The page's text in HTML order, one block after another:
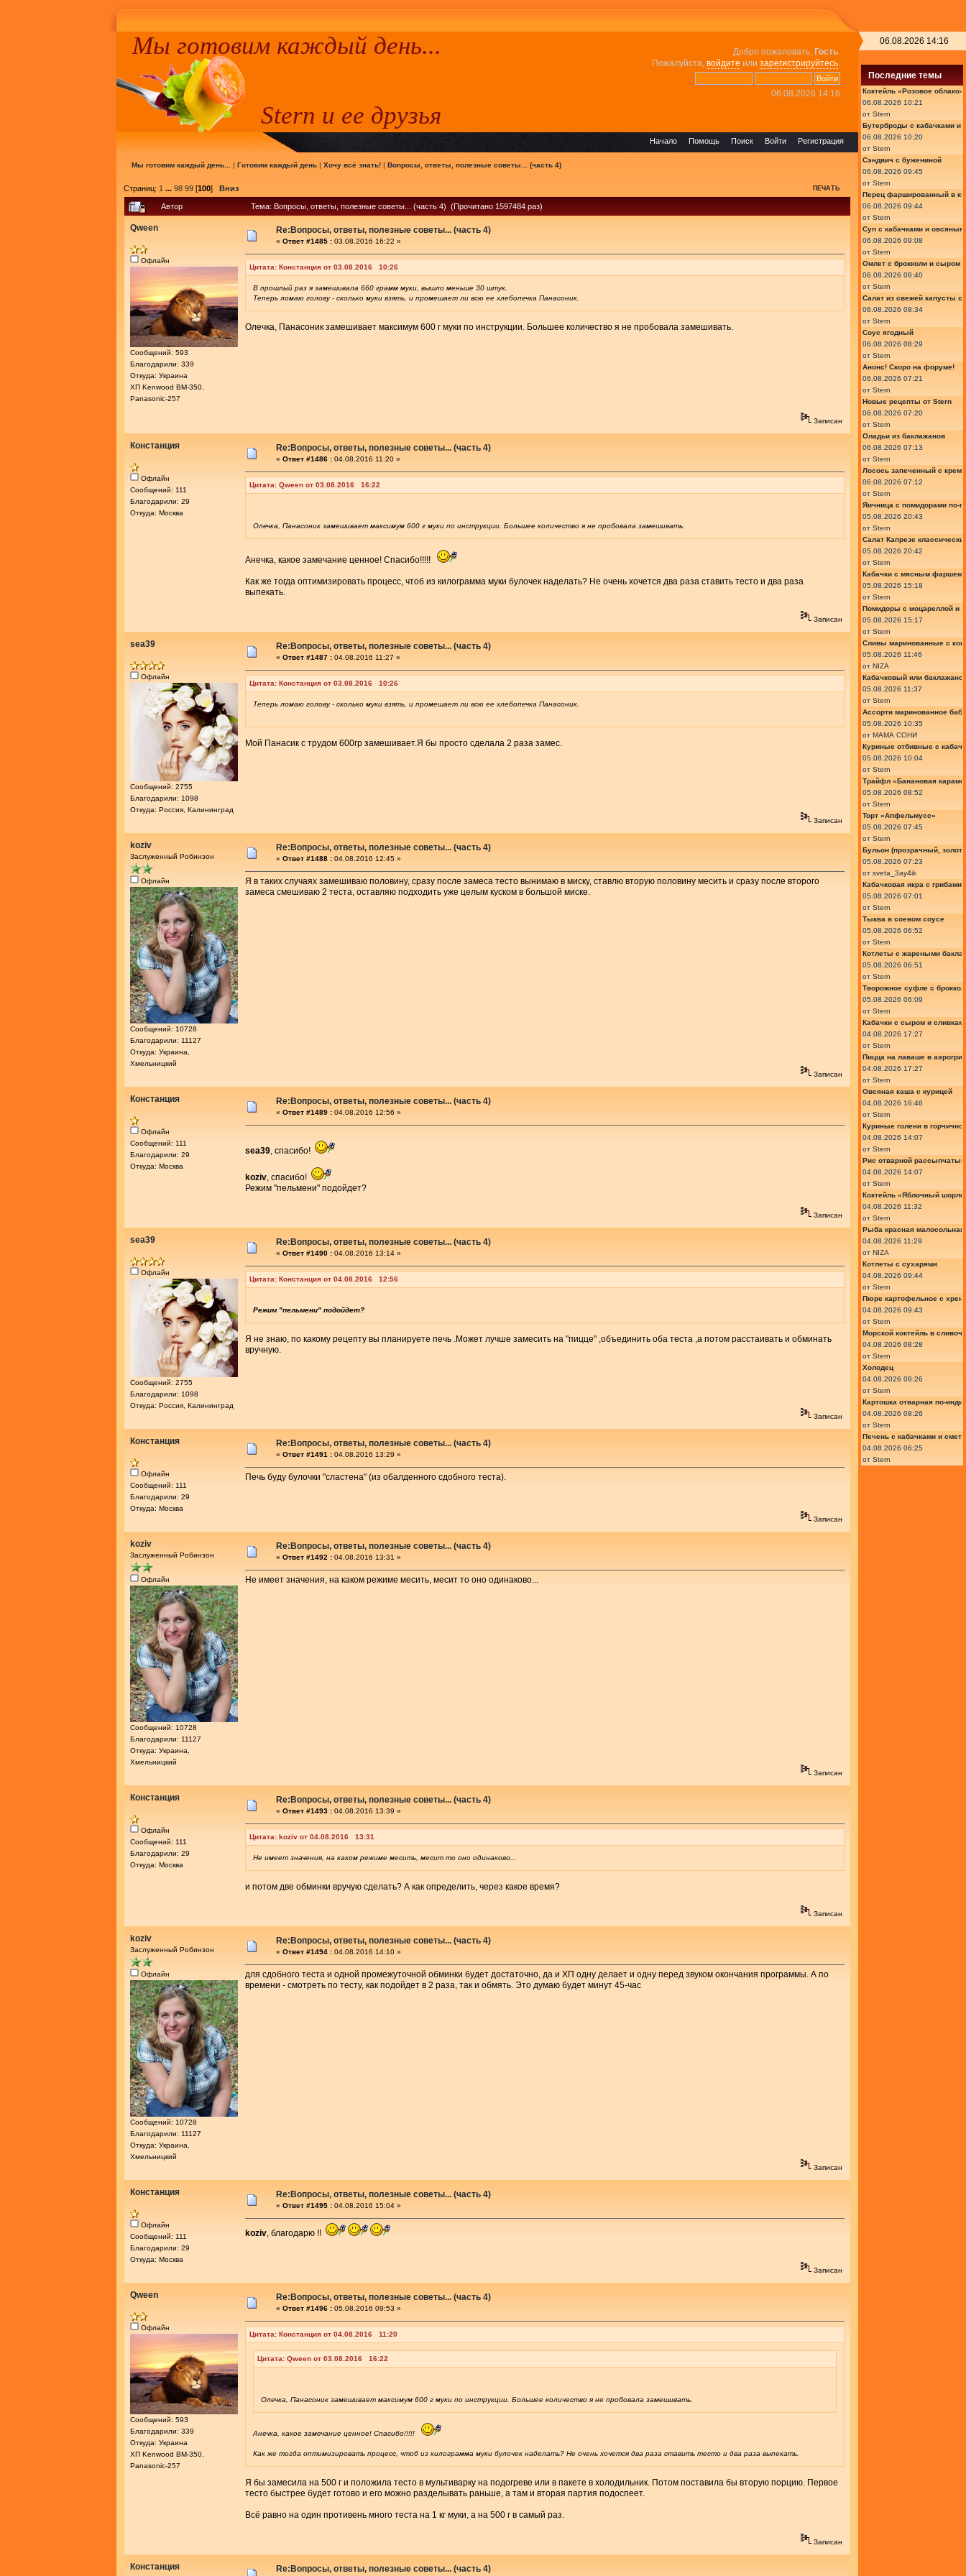
Добро пожаловать, Гость.
Пожалуйста, войдите или зарегистрируйтесь.
06.08.2026 14:16
Мы готовим каждый день...
Stern и ее друзья
Регистрация
Войти
Поиск
Помощь
Начало
Мы готовим каждый день... | Готовим каждый день| Хочу всё знать!| Вопросы, ответы, полезные советы... (часть 4)
Страниц: 1 ... 98 99 [100] Вниз ПЕЧАТЬ
Автор Тема: Вопросы, ответы, полезные советы... (часть 4) (Прочитано 1597484 раз)
Qween
Офлайн
Сообщений: 593
Благодарили: 339
Откуда: Украина
ХП Kenwood BM-350,
Panasonic-257
Re:Вопросы, ответы, полезные советы... (часть 4)
« Ответ #1485 : 03.08.2016 16:22 »
Цитата: Констанция от 03.08.2016 10:26
В прошлый раз я замешивала 660 грамм муки, вышло меньше 30 штук.
Теперь ломаю голову - сколько муки взять, и промешает ли всю ее хлебопечка Панасоник.
Олечка, Панасоник замешивает максимум 600 г муки по инструкции. Большее количество я не пробовала замешивать.
Записан
Констанция
Офлайн
Сообщений: 111
Благодарили: 29
Откуда: Москва
Re:Вопросы, ответы, полезные советы... (часть 4)
« Ответ #1486 : 04.08.2016 11:20 »
Цитата: Qween от 03.08.2016 16:22
Олечка, Панасоник замешивает максимум 600 г муки по инструкции. Большее количество я не пробовала замешивать.
Анечка, какое замечание ценное! Спасибо!!!!!
Как же тогда оптимизировать процесс, чтоб из килограмма муки булочек наделать? Не очень хочется два раза ставить тесто и два раза
выпекать.
Записан
sea39
Офлайн
Сообщений: 2755
Благодарили: 1098
Откуда: Россия, Калининград
Re:Вопросы, ответы, полезные советы... (часть 4)
« Ответ #1487 : 04.08.2016 11:27 »
Цитата: Констанция от 03.08.2016 10:26
Теперь ломаю голову - сколько муки взять, и промешает ли всю ее хлебопечка Панасоник.
Мой Панасик с трудом 600гр замешивает.Я бы просто сделала 2 раза замес.
Записан
koziv
Заслуженный Робинзон
Офлайн
Сообщений: 10728
Благодарили: 11127
Откуда: Украина,
Хмельницкий
Re:Вопросы, ответы, полезные советы... (часть 4)
« Ответ #1488 : 04.08.2016 12:45 »
Я в таких случаях замешиваю половину, сразу после замеса тесто вынимаю в миску, ставлю вторую половину месить и сразу после второго
замеса смешиваю 2 теста, оставляю подходить уже целым куском в большой миске.
Записан
Констанция
Офлайн
Сообщений: 111
Благодарили: 29
Откуда: Москва
Re:Вопросы, ответы, полезные советы... (часть 4)
« Ответ #1489 : 04.08.2016 12:56 »
sea39 , спасибо!
koziv , спасибо!
Режим "пельмени" подойдет?
Записан
sea39
Офлайн
Сообщений: 2755
Благодарили: 1098
Откуда: Россия, Калининград
Re:Вопросы, ответы, полезные советы... (часть 4)
« Ответ #1490 : 04.08.2016 13:14 »
Цитата: Констанция от 04.08.2016 12:56
Режим "пельмени" подойдет?
Я не знаю, по какому рецепту вы планируете печь .Может лучше замесить на "пицце" ,объединить оба теста ,а потом расстаивать и обминать
вручную.
Записан
Констанция
Офлайн
Сообщений: 111
Благодарили: 29
Откуда: Москва
Re:Вопросы, ответы, полезные советы... (часть 4)
« Ответ #1491 : 04.08.2016 13:29 »
Печь буду булочки "сластена" (из обалденного сдобного теста).
Записан
koziv
Заслуженный Робинзон
Офлайн
Сообщений: 10728
Благодарили: 11127
Откуда: Украина,
Хмельницкий
Re:Вопросы, ответы, полезные советы... (часть 4)
« Ответ #1492 : 04.08.2016 13:31 »
Не имеет значения, на каком режиме месить, месит то оно одинаково...
Записан
Констанция
Офлайн
Сообщений: 111
Благодарили: 29
Откуда: Москва
Re:Вопросы, ответы, полезные советы... (часть 4)
« Ответ #1493 : 04.08.2016 13:39 »
Цитата: koziv от 04.08.2016 13:31
Не имеет значения, на каком режиме месить, месит то оно одинаково...
и потом две обминки вручую сделать? А как определить, через какое время?
Записан
koziv
Заслуженный Робинзон
Офлайн
Сообщений: 10728
Благодарили: 11127
Откуда: Украина,
Хмельницкий
Re:Вопросы, ответы, полезные советы... (часть 4)
« Ответ #1494 : 04.08.2016 14:10 »
для сдобного теста и одной промежуточной обминки будет достаточно, да и ХП одну делает и одну перед звуком окончания программы. А по
времени - смотреть по тесту, как подойдет в 2 раза, так и обмять. Это думаю будет минут 45-час
Записан
Констанция
Офлайн
Сообщений: 111
Благодарили: 29
Откуда: Москва
Re:Вопросы, ответы, полезные советы... (часть 4)
« Ответ #1495 : 04.08.2016 15:04 »
koziv , благодарю !!
Записан
Qween
Офлайн
Сообщений: 593
Благодарили: 339
Откуда: Украина
ХП Kenwood BM-350,
Panasonic-257
Re:Вопросы, ответы, полезные советы... (часть 4)
« Ответ #1496 : 05.08.2016 09:53 »
Цитата: Констанция от 04.08.2016 11:20
Цитата: Qween от 03.08.2016 16:22
Олечка, Панасоник замешивает максимум 600 г муки по инструкции. Большее количество я не пробовала замешивать.
Анечка, какое замечание ценное! Спасибо!!!!!
Как же тогда оптимизировать процесс, чтоб из килограмма муки булочек наделать? Не очень хочется два раза ставить тесто и два раза выпекать.
Я бы замесила на 500 г и положила тесто в мультиварку на подогреве или в пакете в холодильник. Потом поставила бы вторую порцию. Первое
тесто быстрее будет готово и его можно разделывать раньше, а там и вторая партия подоспеет.
Всё равно на один противень много теста на 1 кг муки, а на 500 г в самый раз.
Записан
Констанция Re:Вопросы, ответы, полезные советы... (часть 4)
06.08.2026 14:16
Последние темы
Коктейль «Розовое
06.08.2026 10:21
от Stern
Бутерброды с кабачками и
06.08.2026 10:20
от Stern
Сэндвич с бужениной
06.08.2026 09:45
от Stern
Перец фаршированный в
06.08.2026 09:44
от Stern
Суп с кабачками и
06.08.2026 09:08
от Stern
Омлет с брокколи и сыром
06.08.2026 08:40
от Stern
Салат из свежей капусты
06.08.2026 08:34
от Stern
Соус ягодный
06.08.2026 08:29
от Stern
Анонс! Скоро на форуме!
06.08.2026 07:21
от Stern
Новые рецепты от Stern
06.08.2026 07:20
от Stern
Оладьи из баклажанов
06.08.2026 07:13
от Stern
Лосось запеченный с
06.08.2026 07:12
от Stern
Яичница с помидорами по-
05.08.2026 20:43
от Stern
Салат Капрезе
05.08.2026 20:42
от Stern
Кабачки с мясным фаршем
05.08.2026 15:18
от Stern
Помидоры с моцареллой и
05.08.2026 15:17
от Stern
Сливы маринованные с
05.08.2026 11:46
от NIZA
Кабачковый или
05.08.2026 11:37
от Stern
Ассорти маринованное
05.08.2026 10:35
от МАМА СОНИ
Куриные отбивные с
05.08.2026 10:04
от Stern
Трайфл «Банановая
05.08.2026 08:52
от Stern
Торт «Апфельмусс»
05.08.2026 07:45
от Stern
Бульон (прозрачный,
05.08.2026 07:23
от sveta_3ay4ik
Кабачковая икра с грибами
05.08.2026 07:01
от Stern
Тыква в соевом соусе
05.08.2026 06:52
от Stern
Котлеты с жареными
05.08.2026 06:51
от Stern
Творожное суфле с
05.08.2026 06:09
от Stern
Кабачки с сыром и
04.08.2026 17:27
от Stern
Пицца на лаваше в
04.08.2026 17:27
от Stern
Овсяная каша с курицей
04.08.2026 16:46
от Stern
Куриные голени в
04.08.2026 14:07
от Stern
Рис отварной рассыпчатый
04.08.2026 14:07
от Stern
Коктейль «Яблочный
04.08.2026 11:32
от Stern
Рыба красная малосольная
04.08.2026 11:29
от NIZA
Котлеты с сухарями
04.08.2026 09:44
от Stern
Пюре картофельное с
04.08.2026 09:43
от Stern
Морской коктейль в
04.08.2026 08:28
от Stern
Холодец
04.08.2026 08:26
от Stern
Картошка отварная по-
04.08.2026 08:26
от Stern
Печень с кабачками и
04.08.2026 06:25
от Stern